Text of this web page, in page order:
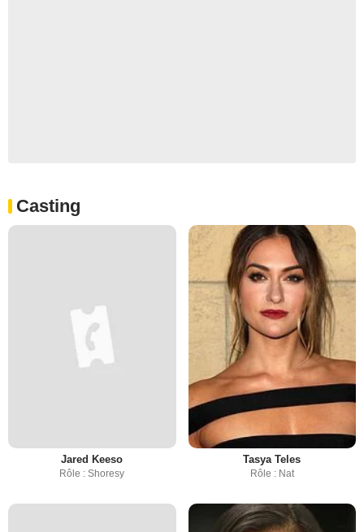
Casting
Jared Keeso
Rôle : Shoresy
Tasya Teles
Rôle : Nat